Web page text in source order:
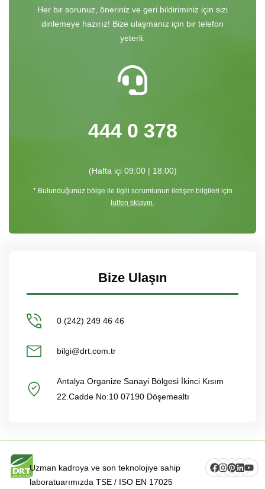
Her bir sorunuz, öneriniz ve geri bildiriminiz için sizi
dinlemeye hazırız! Bize ulaşmanız için bir telefon
yeterli:
444 0 378
(Hafta içi 09:00 | 18:00)
* Bulunduğunuz bölge ile ilgili sorumlunun iletişim bilgileri için
lütfen tıklayın.
Bize Ulaşın
0 (242) 249 46 46
bilgi@drt.com.tr
Antalya Organize Sanayi Bölgesi İkinci Kısım
22.Cadde No:10 07190 Döşemealtı
Uzman kadroya ve son teknolojiye sahip
laboratuarımızda TSE / ISO EN 17025